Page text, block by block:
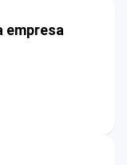
empresa